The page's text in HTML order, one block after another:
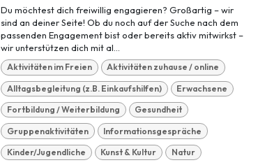
Du möchtest dich freiwillig engagieren? Großartig – wir
sind an deiner Seite! Ob du noch auf der Suche nach dem
passenden Engagement bist oder bereits aktiv mitwirkst –
wir unterstützen dich mit al...
Aktivitäten im Freien Aktivitäten zuhause / online
Alltagsbegleitung (z.B. Einkaufshilfen) Erwachsene
Fortbildung / Weiterbildung Gesundheit
Gruppenaktivitäten Informationsgespräche
Kinder/Jugendliche Kunst & Kultur Natur